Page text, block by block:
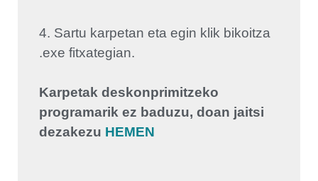
4. Sartu karpetan eta egin klik bikoitza
.exe fitxategian.
Karpetak deskonprimitzeko
programarik ez baduzu, doan jaitsi
dezakezu HEMEN